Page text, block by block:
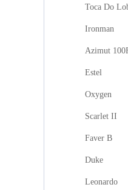
Toca Do
Ironman
Azimut
Estel
Oxygen
Scarlet II
Faver B
Duke
Leonardo